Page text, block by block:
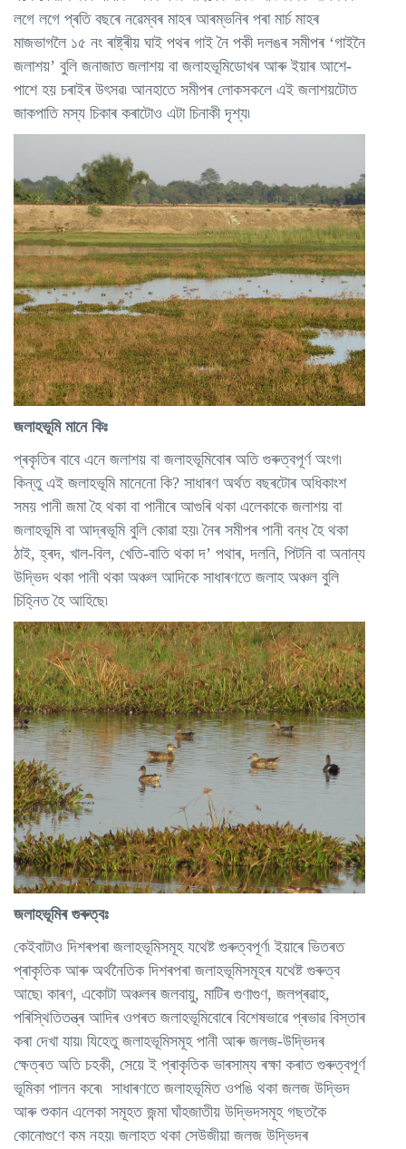
লগে লগে প্ৰতি বছৰে নৱেম্বৰ মাহৰ আৰম্ভনিৰ পৰা মাৰ্চ মাহৰ
মাজভাগলৈ ১৫ নং ৰাষ্ট্ৰীয় ঘাই পথৰ গাই নৈ পকী দলঙৰ সমীপৰ ‘গাইনৈ
জলাশয়’ বুলি জনাজাত জলাশয় বা জলাহভূমিডোখৰ আৰু ইয়াৰ আশে-
পাশে হয় চৰাইৰ উৎসৱ৷ আনহাতে সমীপৰ লোকসকলে এই জলাশয়টোত
জাকপাতি মস্য চিকাৰ কৰাটোও এটা চিনাকী দৃশ্য৷
জলাহভূমি মানে কিঃ
প্ৰকৃতিৰ বাবে এনে জলাশয় বা জলাহভূমিবোৰ অতি গুৰুত্বপূৰ্ণ অংগ৷
কিন্তু এই জলাহভূমি মানেনো কি? সাধাৰণ অৰ্থত বছৰটোৰ অধিকাংশ
সময় পানী জমা হৈ থকা বা পানীৰে আগুৰি থকা এলেকাকে জলাশয় বা
জলাহভূমি বা আদ্ৰভূমি বুলি কোৱা হয়৷ নৈৰ সমীপৰ পানী বন্ধ হৈ থকা
ঠাই, হ্ৰদ, খাল-বিল, খেতি-বাতি থকা দ’ পথাৰ, দলনি, পিটনি বা অনান্য
উদ্ভিদ থকা পানী থকা অঞ্চল আদিকে সাধাৰণতে জলাহ অঞ্চল বুলি
চিহ্নিত হৈ আহিছে৷
জলাহভূমিৰ গুৰুত্বঃ
কেইবাটাও দিশৰপৰা জলাহভূমিসমূহ যথেষ্ট গুৰুত্বপূৰ্ণ৷ ইয়াৰে ভিতৰত
প্ৰাকৃতিক আৰু অৰ্থনৈতিক দিশৰপৰা জলাহভূমিসমূহৰ যথেষ্ট গুৰুত্ব
আছে৷ কাৰণ, একোটা অঞ্চলৰ জলবায়ু, মাটিৰ গুণাগুণ, জলপ্ৰৱাহ,
পৰিস্থিতিতন্ত্ৰ আদিৰ ওপৰত জলাহভূমিবোৰে বিশেষভাৱে প্ৰভাৱ বিস্তাৰ
কৰা দেখা যায়৷ যিহেতু জলাহভূমিসমূহ পানী আৰু জলজ-উদ্ভিদৰ
ক্ষেত্ৰত অতি চহকী, সেয়ে ই প্ৰাকৃতিক ভাৰসাম্য ৰক্ষা কৰাত গুৰুত্বপূৰ্ণ
ভূমিকা পালন কৰে৷ সাধাৰণতে জলাহভূমিত ওপঙি থকা জলজ উদ্ভিদ
আৰু শুকান এলেকা সমূহত জন্মা ঘাঁহজাতীয় উদ্ভিদসমূহ গছতকৈ
কোনোগুণে কম নহয়৷ জলাহত থকা সেউজীয়া জলজ উদ্ভিদৰ